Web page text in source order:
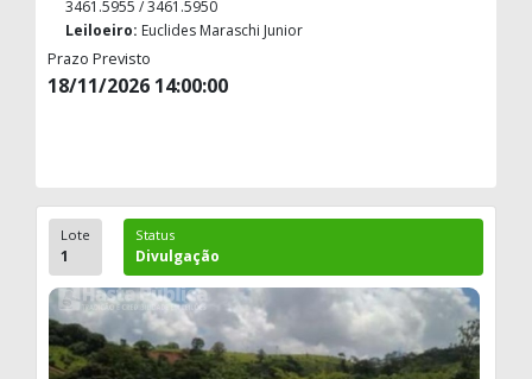
3461.5955 / 3461.5950
Leiloeiro: Euclides Maraschi Junior
Prazo Previsto
18/11/2026 14:00:00
Lote
1
Status
Divulgação